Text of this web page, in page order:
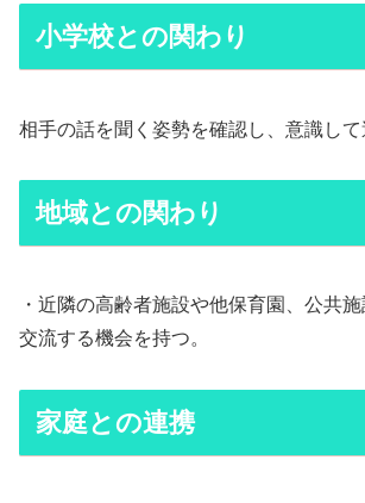
小学校との関わり
相手の話を聞く姿勢を確認し、意識して
地域との関わり
・近隣の高齢者施設や他保育園、公共施
交流する機会を持つ。
家庭との連携